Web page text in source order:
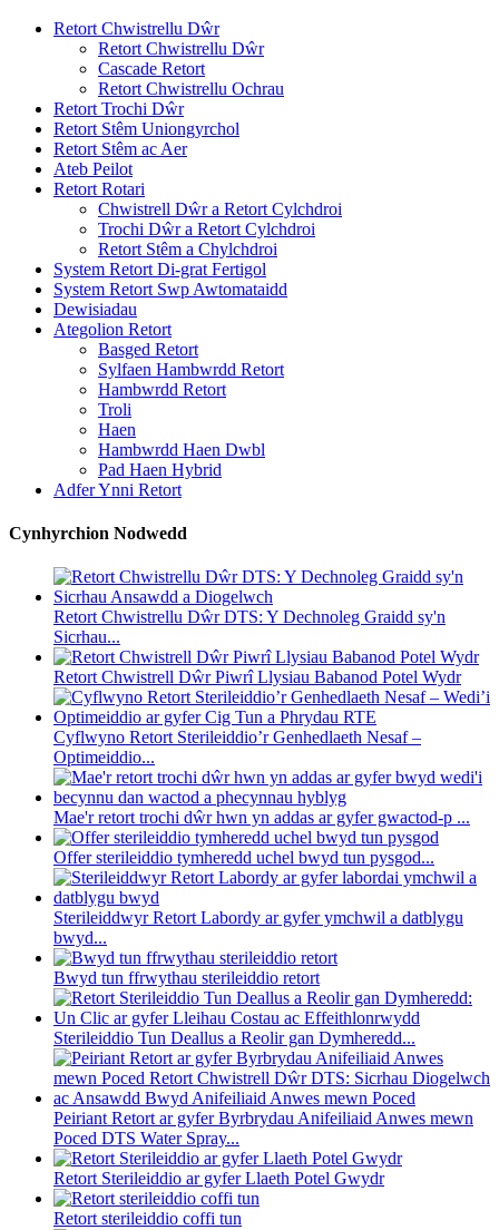
Retort Chwistrellu Dŵr
Retort Chwistrellu Dŵr
Cascade Retort
Retort Chwistrellu Ochrau
Retort Trochi Dŵr
Retort Stêm Uniongyrchol
Retort Stêm ac Aer
Ateb Peilot
Retort Rotari
Chwistrell Dŵr a Retort Cylchdroi
Trochi Dŵr a Retort Cylchdroi
Retort Stêm a Chylchdroi
System Retort Di-grat Fertigol
System Retort Swp Awtomataidd
Dewisiadau
Ategolion Retort
Basged Retort
Sylfaen Hambwrdd Retort
Hambwrdd Retort
Troli
Haen
Hambwrdd Haen Dwbl
Pad Haen Hybrid
Adfer Ynni Retort
Cynhyrchion Nodwedd
Retort Chwistrellu Dŵr DTS: Y Dechnoleg Graidd sy'n
Sicrhau...
Retort Chwistrell Dŵr Piwrî Llysiau Babanod Potel Wydr
Cyflwyno Retort Sterileiddio’r Genhedlaeth Nesaf –
Optimeiddio...
Mae'r retort trochi dŵr hwn yn addas ar gyfer gwactod-p ...
Offer sterileiddio tymheredd uchel bwyd tun pysgod...
Sterileiddwyr Retort Labordy ar gyfer ymchwil a datblygu
bwyd...
Bwyd tun ffrwythau sterileiddio retort
Sterileiddio Tun Deallus a Reolir gan Dymheredd...
Peiriant Retort ar gyfer Byrbrydau Anifeiliaid Anwes mewn
Poced DTS Water Spray...
Retort Sterileiddio ar gyfer Llaeth Potel Gwydr
Retort sterileiddio coffi tun